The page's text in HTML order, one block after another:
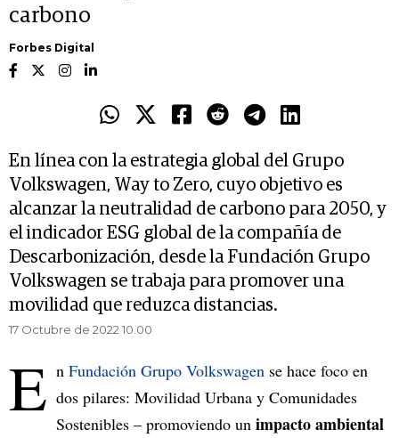
carbono
Forbes Digital
En línea con la estrategia global del Grupo
Volkswagen, Way to Zero, cuyo objetivo es
alcanzar la neutralidad de carbono para 2050, y
el indicador ESG global de la compañía de
Descarbonización, desde la Fundación Grupo
Volkswagen se trabaja para promover una
movilidad que reduzca distancias.
17 Octubre de 2022 10.00
E n Fundación Grupo Volkswagen se hace foco en
dos pilares: Movilidad Urbana y Comunidades
Sostenibles – promoviendo un impacto ambiental